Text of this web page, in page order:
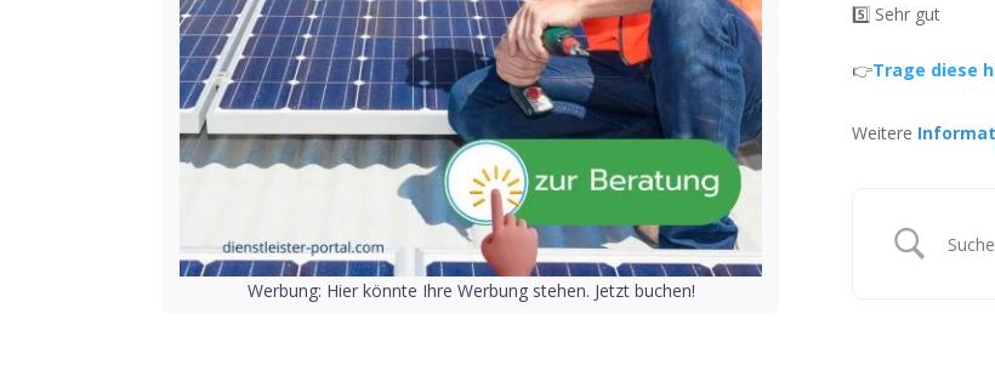
Werbung: Hier könnte Ihre Werbung stehen. Jetzt buchen!
5️⃣ Sehr gut
👉Trage diese
Weitere